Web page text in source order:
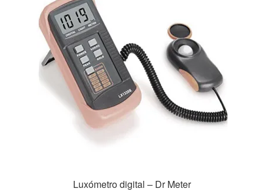
Luxómetro digital – Dr Meter